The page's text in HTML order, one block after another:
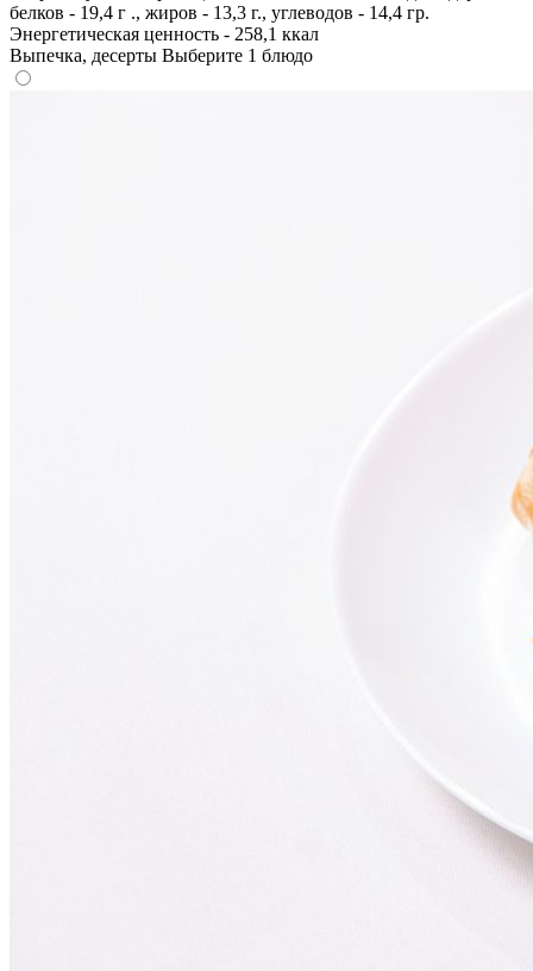
белков - 19,4 г ., жиров - 13,3 г., углеводов - 14,4 гр.
Энергетическая ценность - 258,1 ккал
Выпечка, десерты Выберите 1 блюдо